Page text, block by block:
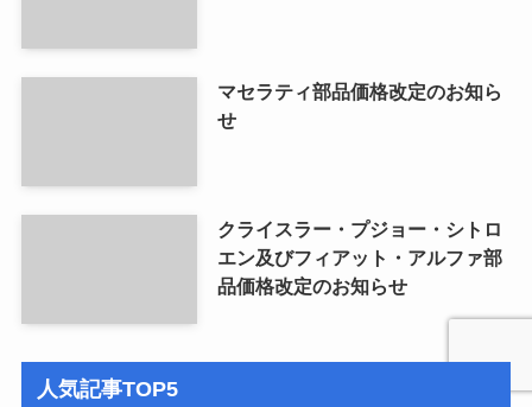
マセラティ部品価格改定のお知ら
せ
クライスラー・プジョー・シトロ
エン及びフィアット・アルファ部
品価格改定のお知らせ
人気記事TOP5